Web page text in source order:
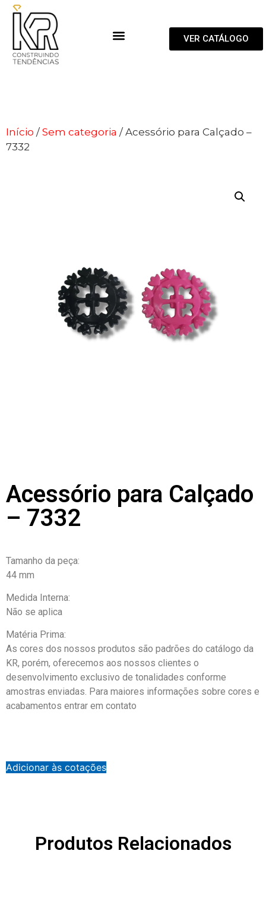
VER CATÁLOGO
Início /Sem categoria / Acessório para Calçado –
7332
Acessório para Calçado
– 7332
Tamanho da peça:
44 mm
Medida Interna:
Não se aplica
Matéria Prima:
As cores dos nossos produtos são padrões do catálogo da
KR, porém, oferecemos aos nossos clientes o
desenvolvimento exclusivo de tonalidades conforme
amostras enviadas. Para maiores informações sobre cores e
acabamentos entrar em contato
Adicionar às cotações
Produtos Relacionados